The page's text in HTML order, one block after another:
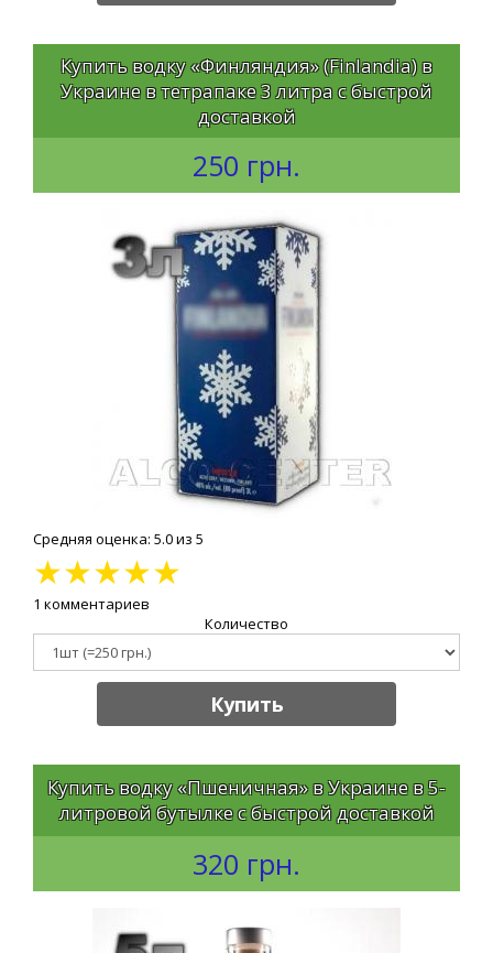
Купить водку «Финляндия» (Finlandia) в
Украине в тетрапаке 3 литра с быстрой
доставкой
250 грн.
Средняя оценка: 5.0 из 5
★★★★★
1 комментариев
Количество
Купить
Купить водку «Пшеничная» в Украине в 5-
литровой бутылке с быстрой доставкой
320 грн.